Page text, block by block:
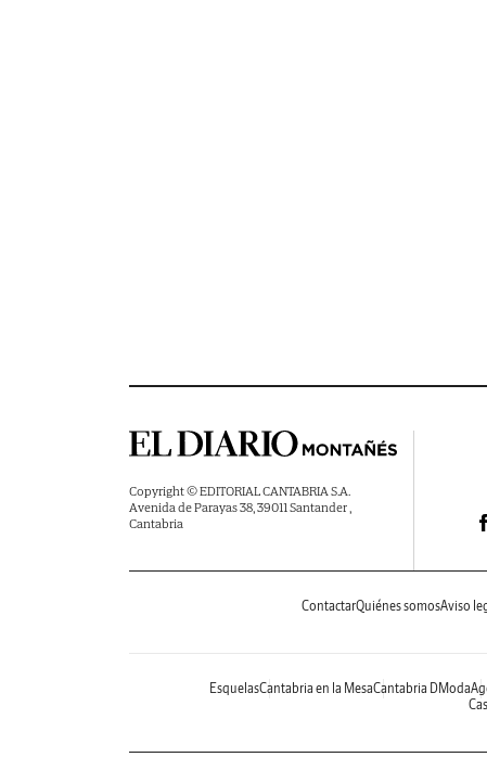
Copyright © EDITORIAL CANTABRIA S.A.
Avenida de Parayas 38, 39011 Santander ,
Cantabria
ContactarQuiénes somosAviso
EsquelasCantabria en la MesaCantabria DModa